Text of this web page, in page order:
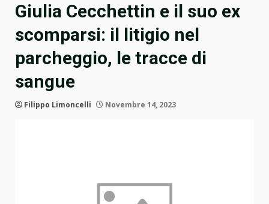
Giulia Cecchettin e il suo ex
scomparsi: il litigio nel
parcheggio, le tracce di
sangue
Filippo Limoncelli Novembre 14, 2023